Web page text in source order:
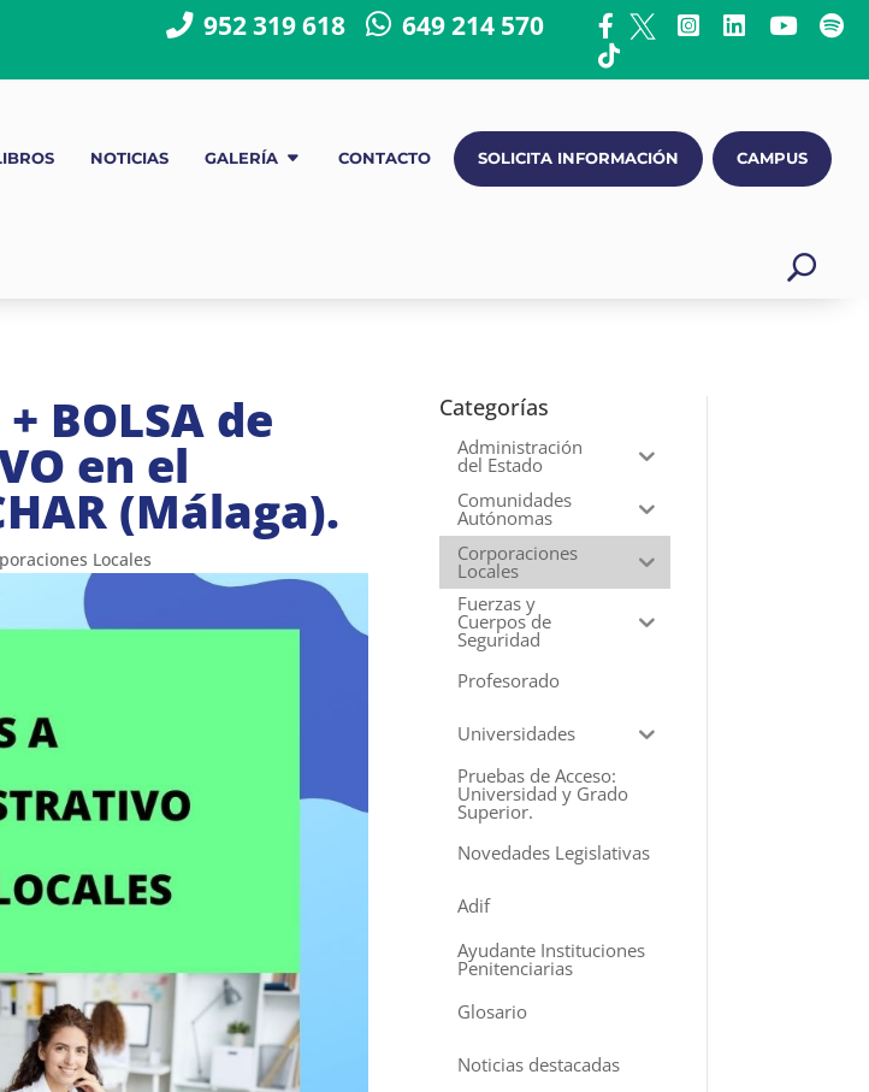
952 319 618 649 214 570
NOTICIAS GALERÍA CONTACTO SOLICITA INFORMACIÓN CAMPUS
BOLSA de
en el
(Málaga).
Locales
Categorías
Administración
del Estado
Comunidades
Autónomas
Corporaciones
Locales
Fuerzas y
Cuerpos de
Seguridad
Profesorado
Universidades
Pruebas de Acceso:
Universidad y Grado
Superior.
Novedades Legislativas
Adif
Ayudante Instituciones
Penitenciarias
Glosario
Noticias destacadas